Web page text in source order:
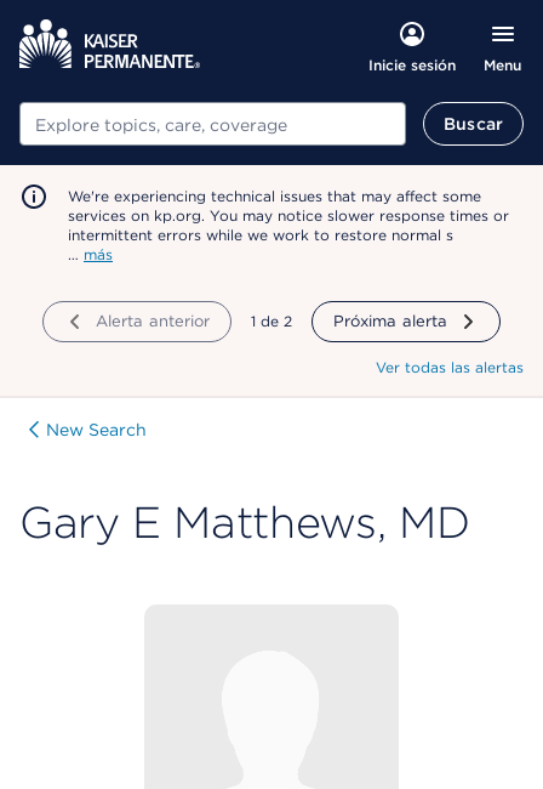
Inicie sesión Menu
Buscar Buscar
We're experiencing technical issues that may affect some
services on kp.org. You may notice slower response times or
intermittent errors while we work to restore normal s
… más
Alerta anterior mostrando
1 de 2 Próxima alerta
Ver todas las alertas
New Search
Gary E Matthews, MD